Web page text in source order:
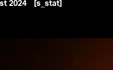
2024 [s_stat]